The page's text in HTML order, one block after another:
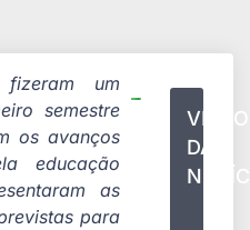
um
semestre
os avanços
educação
as
para
VÍDEO
DA